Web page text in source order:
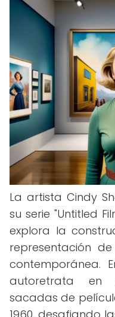
La artista Cindy
su serie "Untitled
explora la
representación
contemporánea.
autoretrata en
sacadas de